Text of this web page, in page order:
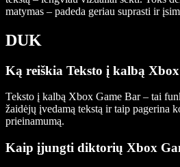
matymas – padeda geriau suprasti ir
DUK
Ką reiškia Teksto į kalbą
Teksto į kalbą Xbox Game Bar – tai
žaidėjų įvedamą tekstą ir taip pagerina
prieinamumą.
Kaip įjungti diktorių Xbox